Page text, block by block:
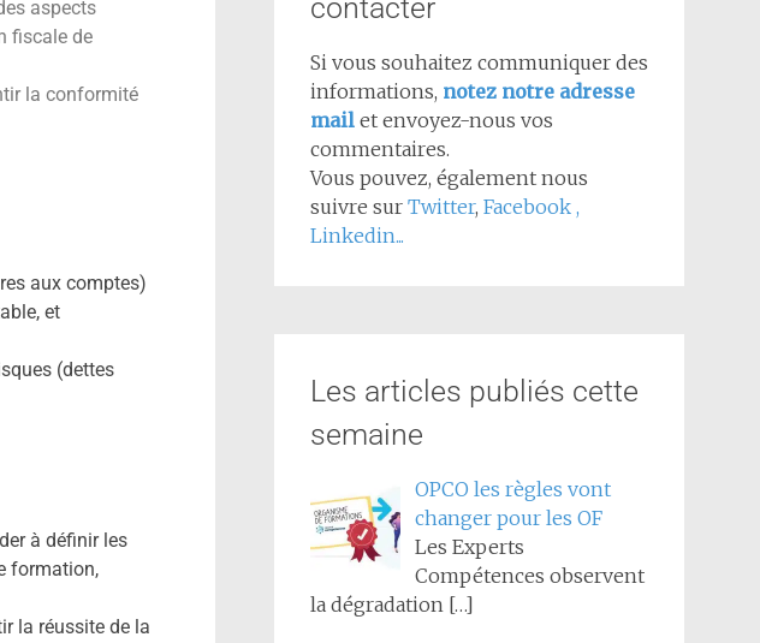
aspects
fiscale de
la conformité
aux comptes)
et
(dettes
à définir les
formation,
la réussite de la
contacter
Si vous souhaitez communiquer des
informations, notez notre adresse
mail et envoyez-nous vos
commentaires.
Vous pouvez, également nous
suivre sur Twitter, Facebook ,
Linkedin...
Les articles publiés cette
semaine
OPCO les règles vont
changer pour les OF
Les Experts
Compétences observent
la dégradation […]